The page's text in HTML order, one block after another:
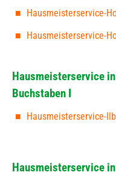
Hausmeisterservice-
Hausmeisterservice-
Hausmeisterservice
Buchstaben I
Hausmeisterservice-
Hausmeisterservice